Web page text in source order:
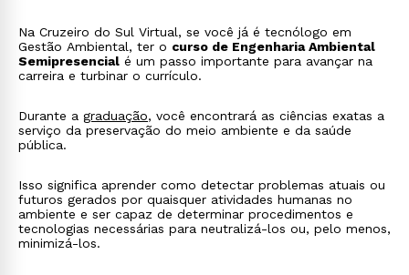
Na Cruzeiro do Sul Virtual, se você já é tecnólogo em
Gestão Ambiental, ter o curso de Engenharia Ambiental
Semipresencial é um passo importante para avançar na
carreira e turbinar o currículo.
Durante a graduação, você encontrará as ciências exatas a
serviço da preservação do meio ambiente e da saúde
pública.
Isso significa aprender como detectar problemas atuais ou
futuros gerados por quaisquer atividades humanas no
ambiente e ser capaz de determinar procedimentos e
tecnologias necessárias para neutralizá-los ou, pelo menos,
minimizá-los.